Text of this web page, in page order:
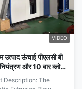
VIDEO
उत्पाद ऊंचाई पीएलसी बी
और 10 बार ब्लो
स्वचालित एक्सट्रूज़न
मशीन
Description: The